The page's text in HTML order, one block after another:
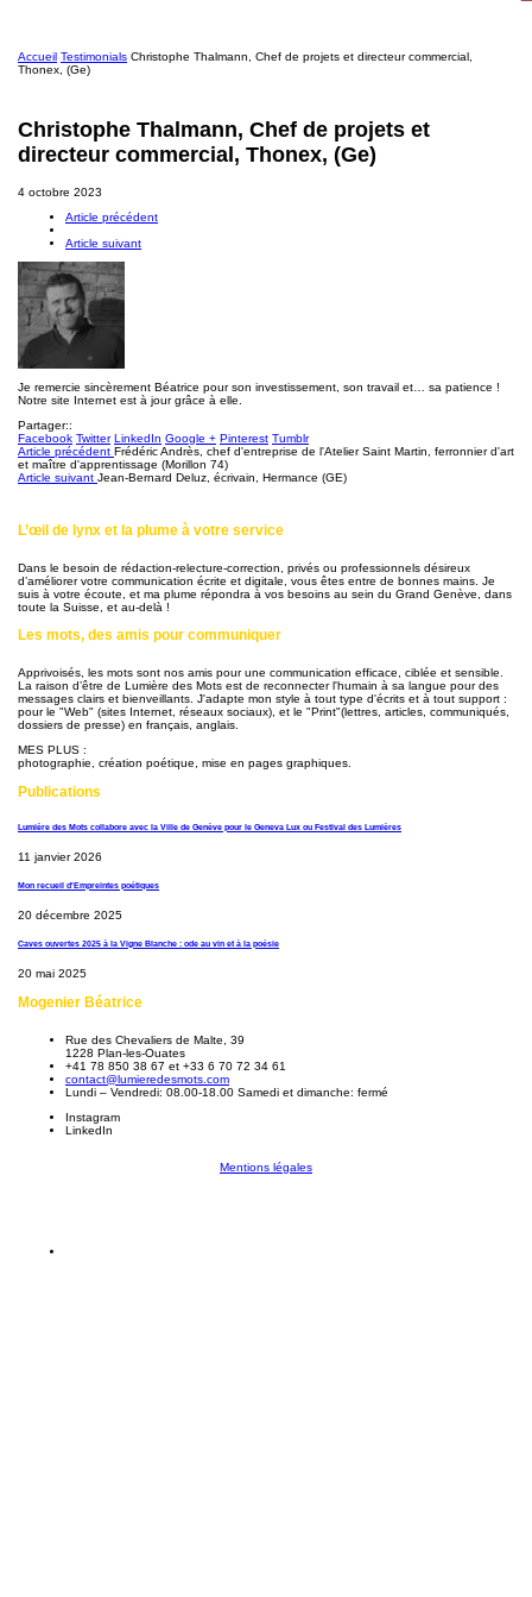
Accueil Testimonials Christophe Thalmann, Chef de projets et directeur commercial,
Thonex, (Ge)
Christophe Thalmann, Chef de projets et
directeur commercial, Thonex, (Ge)
4 octobre 2023
Article précédent
Article suivant
Je remercie sincèrement Béatrice pour son investissement, son travail et… sa patience !
Notre site Internet est à jour grâce à elle.
Partager::
Facebook Twitter LinkedIn Google + Pinterest Tumblr
Article précédent Frédéric Andrès, chef d'entreprise de l'Atelier Saint Martin, ferronnier d'art
et maître d'apprentissage (Morillon 74)
Article suivant Jean-Bernard Deluz, écrivain, Hermance (GE)
L’œil de lynx et la plume à votre service
Dans le besoin de rédaction-relecture-correction, privés ou professionnels désireux
d’améliorer votre communication écrite et digitale, vous êtes entre de bonnes mains. Je
suis à votre écoute, et ma plume répondra à vos besoins au sein du Grand Genève, dans
toute la Suisse, et au-delà !
Les mots, des amis pour communiquer
Apprivoisés, les mots sont nos amis pour une communication efficace, ciblée et sensible.
La raison d’être de Lumière des Mots est de reconnecter l'humain à sa langue pour des
messages clairs et bienveillants. J'adapte mon style à tout type d'écrits et à tout support :
pour le "Web" (sites Internet, réseaux sociaux), et le "Print"(lettres, articles, communiqués,
dossiers de presse) en français, anglais.
MES PLUS :
photographie, création poétique, mise en pages graphiques.
Publications
Lumière des Mots collabore avec la Ville de Genève pour le Geneva Lux ou Festival des Lumières
11 janvier 2026
Mon recueil d'Empreintes poétiques
20 décembre 2025
Caves ouvertes 2025 à la Vigne Blanche : ode au vin et à la poésie
20 mai 2025
Mogenier Béatrice
Rue des Chevaliers de Malte, 39
1228 Plan-les-Ouates
+41 78 850 38 67 et +33 6 70 72 34 61
contact@lumieredesmots.com
Lundi – Vendredi: 08.00-18.00 Samedi et dimanche: fermé
Instagram
LinkedIn
Mentions légales